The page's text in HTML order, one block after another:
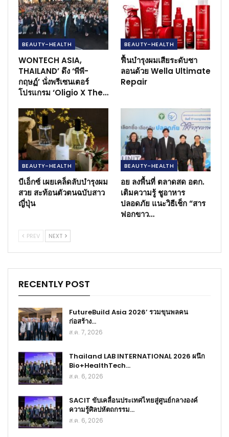
BEAUTY-HEALTH
WONTECH ASIA,
THAILAND’ ดึง ‘พีพี-
กฤษฏ์’ นั่งพรีเซนเตอร์
โปรแกรม ‘Oligio X The…
BEAUTY-HEALTH
ฟื้นบำรุงผมเสียระดับซา
ลอนด้วย Wella Ultimate
Repair
BEAUTY-HEALTH
บีเอ็กซ์ เผยเคล็ดลับบำรุงผม
สวย สะท้อนตัวตนฉบับสาว
ญี่ปุ่น
BEAUTY-HEALTH
อย ลงพื้นที่ ตลาดสด อตก.
เติมความรู้ ชูอาหาร
ปลอดภัย แนะวิธีเช็ก “สาร
ฟอกขาว…
PREV NEXT
RECENTLY POST
FutureBuild Asia 2026’ รวมขุนพลคน
ก่อสร้าง…
ส.ค. 7, 2026
Thailand LAB INTERNATIONAL 2026 ผนึก
Bio+HealthTech…
ส.ค. 6, 2026
SACIT ขับเคลื่อนประเทศไทยสู่ศูนย์กลางองค์
ความรู้ศิลปหัตถกรรม…
ส.ค. 6, 2026